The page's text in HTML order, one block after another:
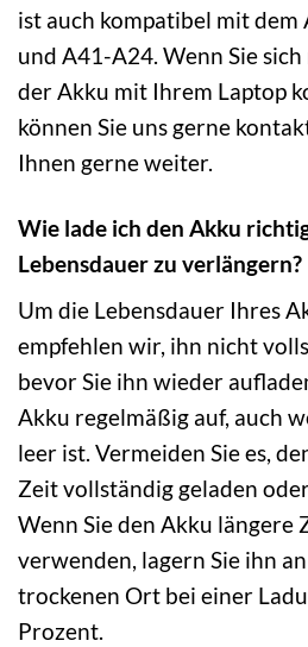
ist auch kompatibel mit dem
und A41-A24. Wenn Sie
der Akku mit Ihrem Laptop
können Sie uns gerne
Ihnen gerne weiter.
Wie lade ich den Akku
Lebensdauer zu verlängern?
Um die Lebensdauer Ihres
empfehlen wir, ihn nicht
bevor Sie ihn wieder
Akku regelmäßig auf, auch
leer ist. Vermeiden Sie es,
Zeit vollständig geladen
Wenn Sie den Akku längere
verwenden, lagern Sie ihn
trockenen Ort bei einer
Prozent.